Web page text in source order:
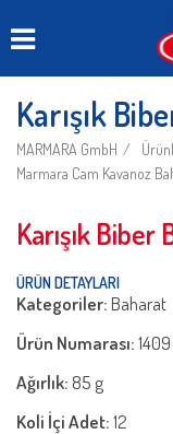
Karışık
MARMARA GmbH
Marmara Cam Kavanoz
Karışık Biber
ÜRÜN DETAYLARI
Kategoriler:Baharat
Ürün Numarası:1409
Ağırlık: 85 g
Koli İçi Adet:12